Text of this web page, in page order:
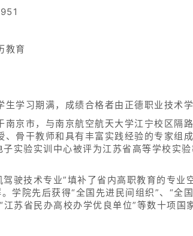
教育
学习期满，成绩合格者由正德职业技术
南京市，与南京航空航天大学江宁校区隔
、骨干教师和具有丰富实践经验的专家组
实验实训中心被评为江苏省高等学校实
驶技术专业”填补了省内高职教育的专
学院先后获得“全国先进民间组织”、“全
苏省民办高校办学优良单位”等数十项国